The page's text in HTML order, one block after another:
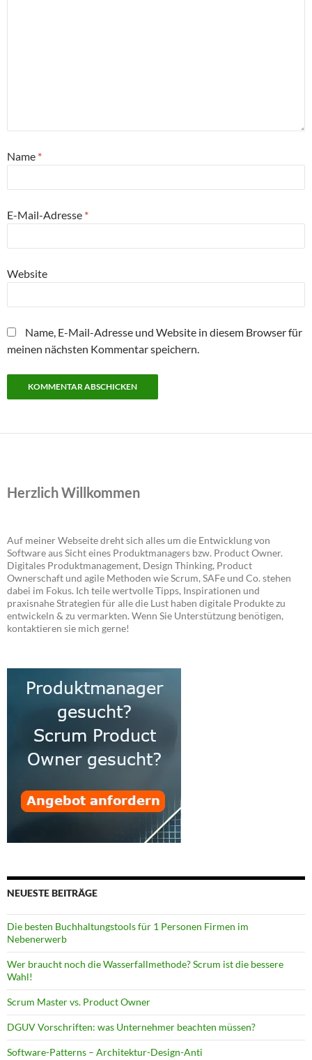
Name *
E-Mail-Adresse *
Website
Name, E-Mail-Adresse und Website in diesem Browser für
meinen nächsten Kommentar speichern.
Herzlich Willkommen
Auf meiner Webseite dreht sich alles um die Entwicklung von
Software aus Sicht eines Produktmanagers bzw. Product Owner.
Digitales Produktmanagement, Design Thinking, Product
Ownerschaft und agile Methoden wie Scrum, SAFe und Co. stehen
dabei im Fokus. Ich teile wertvolle Tipps, Inspirationen und
praxisnahe Strategien für alle die Lust haben digitale Produkte zu
entwickeln & zu vermarkten. Wenn Sie Unterstützung benötigen,
kontaktieren sie mich gerne!
NEUESTE BEITRÄGE
Die besten Buchhaltungstools für 1 Personen Firmen im
Nebenerwerb
Wer braucht noch die Wasserfallmethode? Scrum ist die bessere
Wahl!
Scrum Master vs. Product Owner
DGUV Vorschriften: was Unternehmer beachten müssen?
Software-Patterns – Architektur-Design-Anti